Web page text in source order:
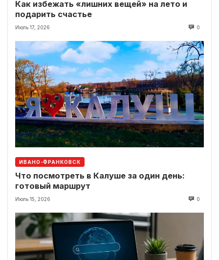
Как избежать «лишних вещей» на лето и
подарить счастье
Июль 17, 2026 0
ИВАНО-ФРАНКОВСК
Что посмотреть в Калуше за один день:
готовый маршрут
Июль 15, 2026 0